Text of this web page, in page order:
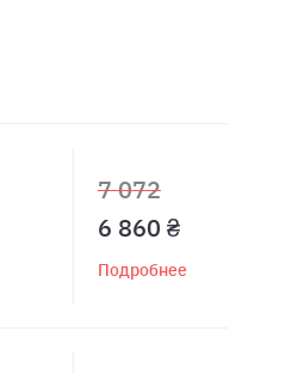
7 072
6 860 ₴
Подробнее